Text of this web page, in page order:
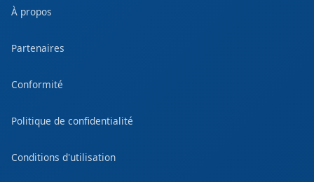
À propos
Partenaires
Conformité
Politique de confidentialité
Conditions d'utilisation